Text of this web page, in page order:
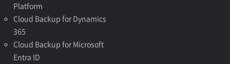
Platform
Cloud Backup for Dynamics
365
Cloud Backup for Microsoft
Entra ID